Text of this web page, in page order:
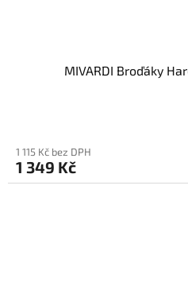
MIVARDI Broďáky
1 115 Kč bez DPH
1 349 Kč